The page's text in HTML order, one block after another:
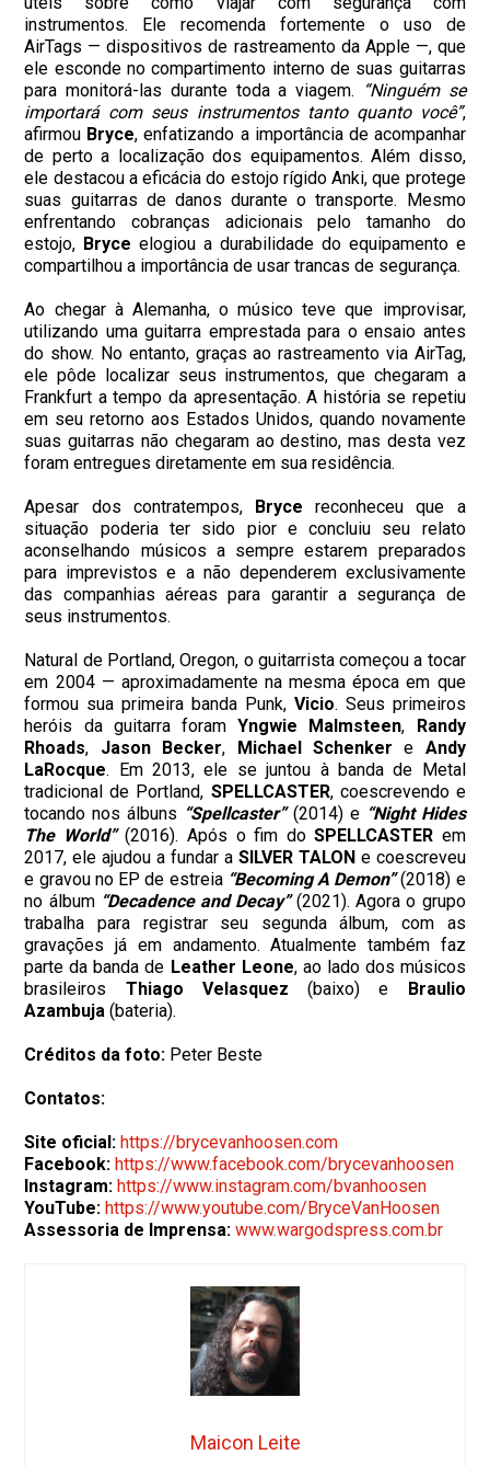
instrumentos. Ele recomenda fortemente o uso de
AirTags — dispositivos de rastreamento da Apple —, que
ele esconde no compartimento interno de suas guitarras
para monitorá-las durante toda a viagem.
“Ninguém se
importará com seus instrumentos tanto quanto você”,
afirmou Bryce, enfatizando a importância de acompanhar
de perto a localização dos equipamentos. Além disso,
ele destacou a eficácia do estojo rígido Anki, que protege
suas guitarras de danos durante o transporte. Mesmo
enfrentando cobranças adicionais pelo tamanho do
estojo, Bryce elogiou a durabilidade do equipamento e
compartilhou a importância de usar trancas de segurança.
Ao chegar à Alemanha, o músico teve que improvisar,
utilizando uma guitarra emprestada para o ensaio antes
do show. No entanto, graças ao rastreamento via AirTag,
ele pôde localizar seus instrumentos, que chegaram a
Frankfurt a tempo da apresentação. A história se repetiu
em seu retorno aos Estados Unidos, quando novamente
suas guitarras não chegaram ao destino, mas desta vez
foram entregues diretamente em sua residência.
Apesar dos contratempos, Bryce reconheceu que a
situação poderia ter sido pior e concluiu seu relato
aconselhando músicos a sempre estarem preparados
para imprevistos e a não dependerem exclusivamente
das companhias aéreas para garantir a segurança de
seus instrumentos.
Natural de Portland, Oregon, o guitarrista começou a tocar
em 2004 — aproximadamente na mesma época em que
formou sua primeira banda Punk, Vicio. Seus primeiros
heróis da guitarra foramYngwie Malmsteen, Randy
Rhoads, Jason Becker, Michael Schenker e Andy
LaRocque. Em 2013, ele se juntou à banda de Metal
tradicional de Portland, SPELLCASTER, coescrevendo e
tocando nos álbuns “Spellcaster”(2014) e “Night Hides
The World”(2016). Após o fim doSPELLCASTER em
2017, ele ajudou a fundar a SILVER TALONe coescreveu
e gravou no EP de estreia “Becoming A Demon”(2018) e
no álbum “Decadence and Decay”(2021). Agora o grupo
trabalha para registrar seu segunda álbum, com as
gravações já em andamento. Atualmente também faz
parte da banda de Leather Leone, ao lado dos músicos
brasileiros Thiago Velasquez (baixo) e Braulio
Azambuja (bateria).
Créditos da foto: Peter Beste
Contatos:
Site oficial:https://brycevanhoosen.com
Facebook:https://www.facebook.com/brycevanhoosen
Instagram: https://www.instagram.com/bvanhoosen
YouTube:https://www.youtube.com/BryceVanHoosen
Assessoria de Imprensa:www.wargodspress.com.br
Maicon Leite